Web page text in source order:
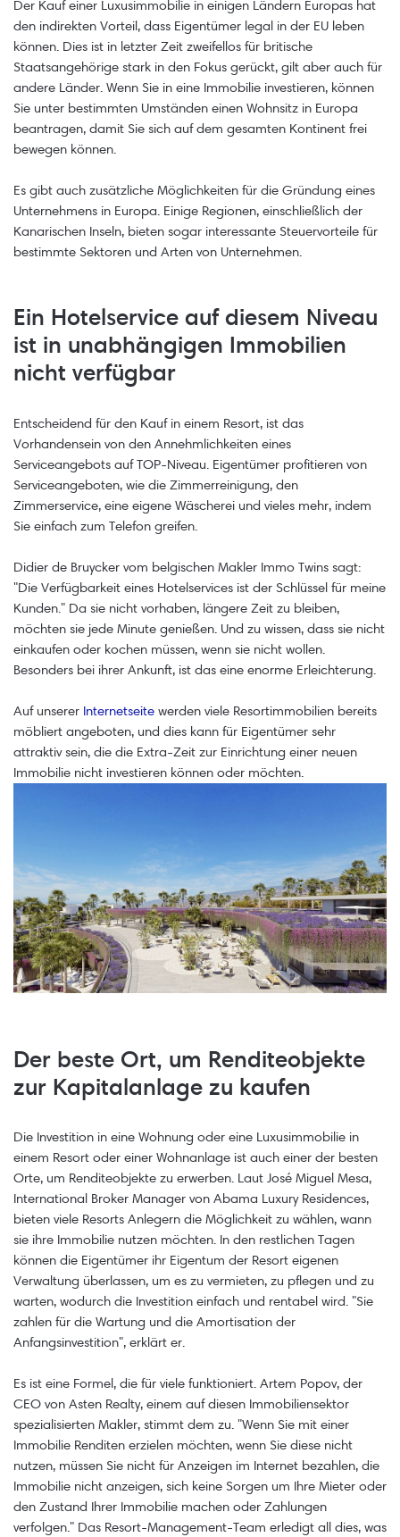
Der Kauf einer Luxusimmobilie in einigen Ländern Europas hat
den indirekten Vorteil, dass Eigentümer legal in der EU leben
können. Dies ist in letzter Zeit zweifellos für britische
Staatsangehörige stark in den Fokus gerückt, gilt aber auch für
andere Länder. Wenn Sie in eine Immobilie investieren, können
Sie unter bestimmten Umständen einen Wohnsitz in Europa
beantragen, damit Sie sich auf dem gesamten Kontinent frei
bewegen können.
Es gibt auch zusätzliche Möglichkeiten für die Gründung eines
Unternehmens in Europa. Einige Regionen, einschließlich der
Kanarischen Inseln, bieten sogar interessante Steuervorteile für
bestimmte Sektoren und Arten von Unternehmen.
Ein Hotelservice auf diesem Niveau
ist in unabhängigen Immobilien
nicht verfügbar
Entscheidend für den Kauf in einem Resort, ist das
Vorhandensein von den Annehmlichkeiten eines
Serviceangebots auf TOP-Niveau. Eigentümer profitieren von
Serviceangeboten, wie die Zimmerreinigung, den
Zimmerservice, eine eigene Wäscherei und vieles mehr, indem
Sie einfach zum Telefon greifen.
Didier de Bruycker vom belgischen Makler Immo Twins sagt:
"Die Verfügbarkeit eines Hotelservices ist der Schlüssel für meine
Kunden." Da sie nicht vorhaben, längere Zeit zu bleiben,
möchten sie jede Minute genießen. Und zu wissen, dass sie nicht
einkaufen oder kochen müssen, wenn sie nicht wollen.
Besonders bei ihrer Ankunft, ist das eine enorme Erleichterung.
Auf unserer Internetseite werden viele Resortimmobilien bereits
möbliert angeboten, und dies kann für Eigentümer sehr
attraktiv sein, die die Extra-Zeit zur Einrichtung einer neuen
Immobilie nicht investieren können oder möchten.
Der beste Ort, um Renditeobjekte
zur Kapitalanlage zu kaufen
Die Investition in eine Wohnung oder eine Luxusimmobilie in
einem Resort oder einer Wohnanlage ist auch einer der besten
Orte, um Renditeobjekte zu erwerben. Laut José Miguel Mesa,
International Broker Manager von Abama Luxury Residences,
bieten viele Resorts Anlegern die Möglichkeit zu wählen, wann
sie ihre Immobilie nutzen möchten. In den restlichen Tagen
können die Eigentümer ihr Eigentum der Resort eigenen
Verwaltung überlassen, um es zu vermieten, zu pflegen und zu
warten, wodurch die Investition einfach und rentabel wird. "Sie
zahlen für die Wartung und die Amortisation der
Anfangsinvestition", erklärt er.
Es ist eine Formel, die für viele funktioniert. Artem Popov, der
CEO von Asten Realty, einem auf diesen Immobiliensektor
spezialisierten Makler, stimmt dem zu. "Wenn Sie mit einer
Immobilie Renditen erzielen möchten, wenn Sie diese nicht
nutzen, müssen Sie nicht für Anzeigen im Internet bezahlen, die
Immobilie nicht anzeigen, sich keine Sorgen um Ihre Mieter oder
den Zustand Ihrer Immobilie machen oder Zahlungen
verfolgen." Das Resort-Management-Team erledigt all dies, was